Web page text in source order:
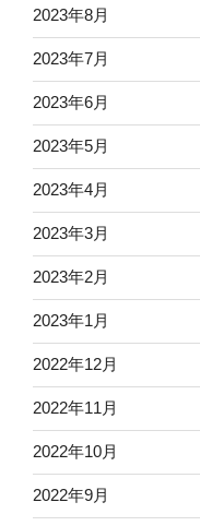
2023年8月
2023年7月
2023年6月
2023年5月
2023年4月
2023年3月
2023年2月
2023年1月
2022年12月
2022年11月
2022年10月
2022年9月